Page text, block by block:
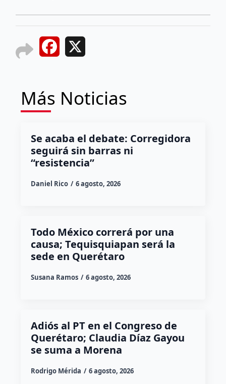
Facebook
Más Noticias
Se acaba el debate: Corregidora
seguirá sin barras ni
“resistencia”
Daniel Rico 6 agosto, 2026
Todo México correrá por una
causa; Tequisquiapan será la
sede en Querétaro
Susana Ramos 6 agosto, 2026
Adiós al PT en el Congreso de
Querétaro; Claudia Díaz Gayou
se suma a Morena
Rodrigo Mérida 6 agosto, 2026